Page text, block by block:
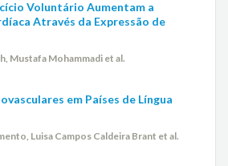
Voluntário Aumentam a
Através da Expressão de
Mustafa Mohammadi et al.
em Países de Língua
Luisa Campos Caldeira Brant et al.